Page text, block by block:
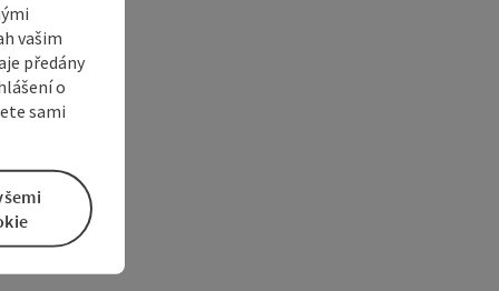
vašim
předány
o
sami